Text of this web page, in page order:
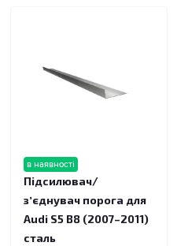
в наявності
Підсилювач/
зʼєднувач порога для
Audi S5 B8 (2007–2011)
сталь